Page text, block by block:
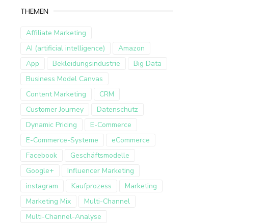
THEMEN
Affiliate Marketing
AI (artificial intelligence)
Amazon
App
Bekleidungsindustrie
Big Data
Business Model Canvas
Content Marketing
CRM
Customer Journey
Datenschutz
Dynamic Pricing
E-Commerce
E-Commerce-Systeme
eCommerce
Facebook
Geschäftsmodelle
Google+
Influencer Marketing
instagram
Kaufprozess
Marketing
Marketing Mix
Multi-Channel
Multi-Channel-Analyse